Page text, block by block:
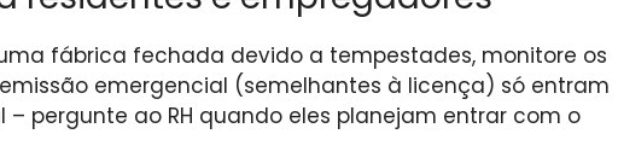
fábrica fechada devido a tempestades, monitore os
emergencial (semelhantes à licença) só entram
pergunte ao RH quando eles planejam entrar com o